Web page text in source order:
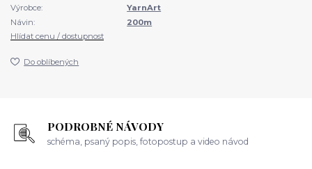
Výrobce:
YarnArt
Návin:
200m
Hlídat cenu / dostupnost
Do oblíbených
PODROBNÉ NÁVODY
schéma, psaný popis, fotopostup a video návod